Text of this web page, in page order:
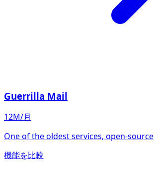
Guerrilla Mail
12M/月
One of the oldest services, open-source
機能を比較